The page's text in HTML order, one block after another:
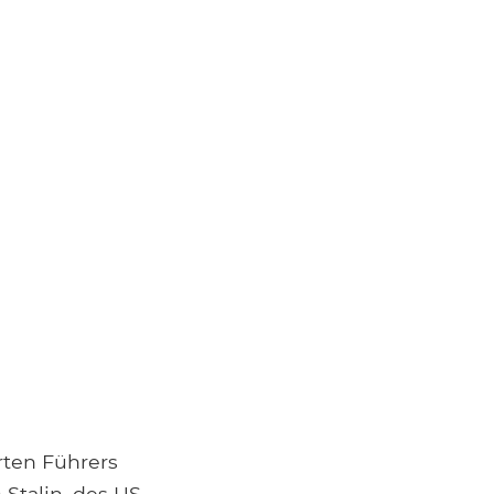
Führers